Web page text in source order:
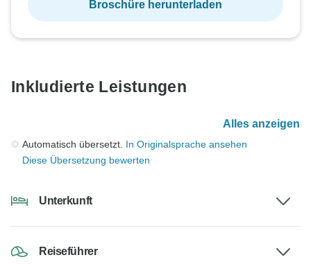
Broschüre herunterladen
Inkludierte Leistungen
Alles anzeigen
Automatisch übersetzt. In Originalsprache ansehen
Diese Übersetzung bewerten
Unterkunft
Reiseführer